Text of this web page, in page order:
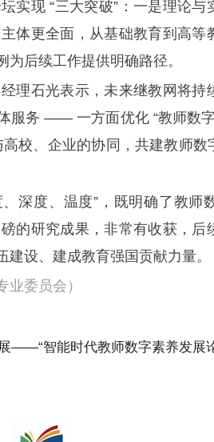
现 “三大突破”：一是理论与
体更全面，从基础教育到高等
后续工作提供明确路径。
石光表示，未来继教网将持
服务 —— 一方面优化 “教师数
校、企业的协同，共建教师数
度、温度”，既明确了教师
的研究成果，非常有收获，后
设、建成教育强国贡献力量。
业委员会）
——“智能时代教师数字素养发展